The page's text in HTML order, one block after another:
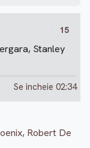
15
Stanley
Se incheie 02:34
Robert De